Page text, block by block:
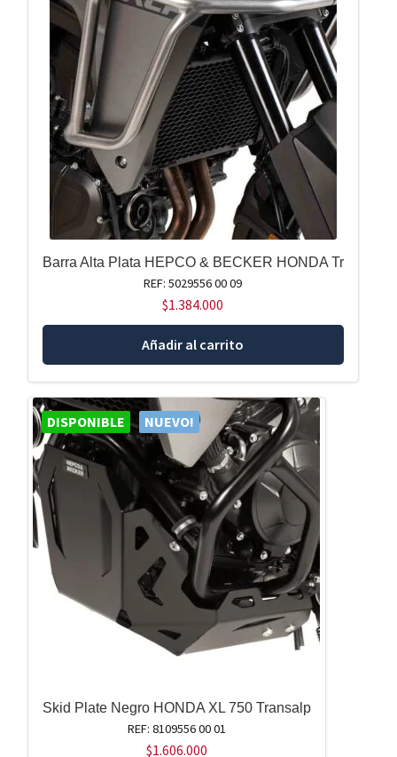
Barra Alta Plata HEPCO & BECKER HONDA Tr
REF: 5029556 00 09
$1.384.000
Añadir al carrito
DISPONIBLE NUEVO!
Skid Plate Negro HONDA XL 750 Transalp
REF: 8109556 00 01
$1.606.000